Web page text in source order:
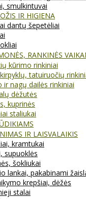
smulkintuvai
IR HIGIENA
dantų šepetėliai
RANKINĖS
kūrimo rinkiniai
tatuiruočių
ir nagų dailės rinkiniai
dėžutės
kuprinės
staliukai
IR LAISVALAIKIS
kramtukai
supuoklės
šokliukai
lankai, pakabinami
krepšiai, dėžės
stalai